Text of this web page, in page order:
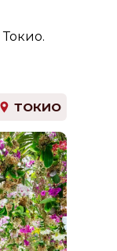
ТОКИО